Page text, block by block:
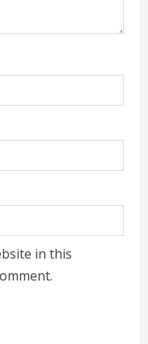
in this